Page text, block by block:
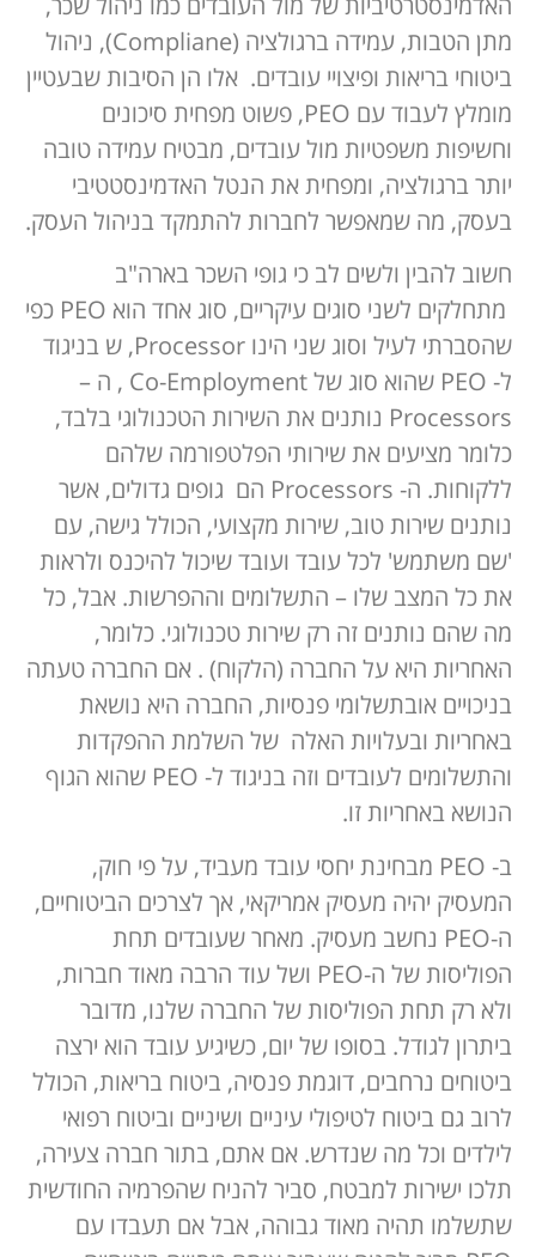
מתן הטבות, עמידה ברגולציה (Compliane), ניהול
ביטוחי בריאות ופיצויי עובדים. אלו הן הסיבות שבעטיין
מומלץ לעבוד עם PEO, פשוט מפחית סיכונים
וחשיפות משפטיות מול עובדים, מבטיח עמידה טובה
יותר ברגולציה, ומפחית את הנטל האדמינסטטיבי
בעסק, מה שמאפשר לחברות להתמקד בניהול העסק.
חשוב להבין ולשים לב כי גופי השכר בארה"ב
מתחלקים לשני סוגים עיקריים, סוג אחד הוא PEO כפי
שהסברתי לעיל וסוג שני הינו Processor, ש בניגוד
ל- PEO שהוא סוג של Co-Employment , ה –
Processors נותנים את השירות הטכנולוגי בלבד,
כלומר מציעים את שירותי הפלטפורמה שלהם
ללקוחות. ה- Processors הם גופים גדולים, אשר
נותנים שירות טוב, שירות מקצועי, הכולל גישה, עם
'שם משתמש' לכל עובד ועובד שיכול להיכנס ולראות
את כל המצב שלו – התשלומים וההפרשות. אבל, כל
מה שהם נותנים זה רק שירות טכנולוגי. כלומר,
האחריות היא על החברה (הלקוח) . אם החברה טעתה
בניכויים אובתשלומי פנסיות, החברה היא נושאת
באחריות ובעלויות האלה של השלמת ההפקדות
והתשלומים לעובדים וזה בניגוד ל- PEO שהוא הגוף
הנושא באחריות זו.
ב- PEO מבחינת יחסי עובד מעביד, על פי חוק,
המעסיק יהיה מעסיק אמריקאי, אך לצרכים הביטוחיים,
ה-PEO נחשב מעסיק. מאחר שעובדים תחת
הפוליסות של ה-PEO ושל עוד הרבה מאוד חברות,
ולא רק תחת הפוליסות של החברה שלנו, מדובר
ביתרון לגודל. בסופו של יום, כשיגיע עובד הוא ירצה
ביטוחים נרחבים, דוגמת פנסיה, ביטוח בריאות, הכולל
לרוב גם ביטוח לטיפולי עיניים ושיניים וביטוח רפואי
לילדים וכל מה שנדרש. אם אתם, בתור חברה צעירה,
תלכו ישירות למבטח, סביר להניח שהפרמיה החודשית
שתשלמו תהיה מאוד גבוהה, אבל אם תעבדו עם